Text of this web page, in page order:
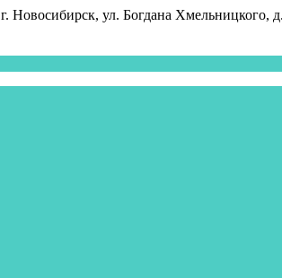
г. Новосибирск, ул. Богдана Хмельницкого,